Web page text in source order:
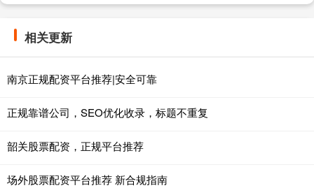
相关更新
南京正规配资平台推荐|安全可靠
正规靠谱公司，SEO优化收录，标题不重复
韶关股票配资，正规平台推荐
场外股票配资平台推荐 新合规指南